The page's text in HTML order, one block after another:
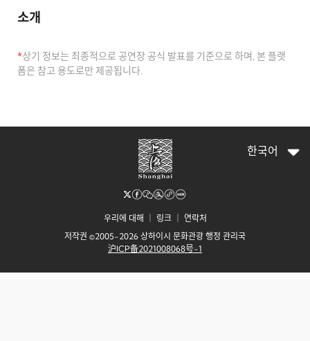
소개
*상기 정보는 최종적으로 공연장 공식 발표를 기준으로 하며, 본 플랫
폼은 참고 용도로만 제공됩니다.
우리에 대해 링크｜ 연락처
저작권 ©2005-2026 상하이시 문화관광 행정 관리국
沪ICP备2021008068号-1
한국어